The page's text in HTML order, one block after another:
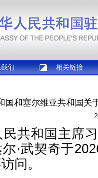
们 相关链接
国和塞尔维亚共和国关
民共和国主席
·武契奇于
问。